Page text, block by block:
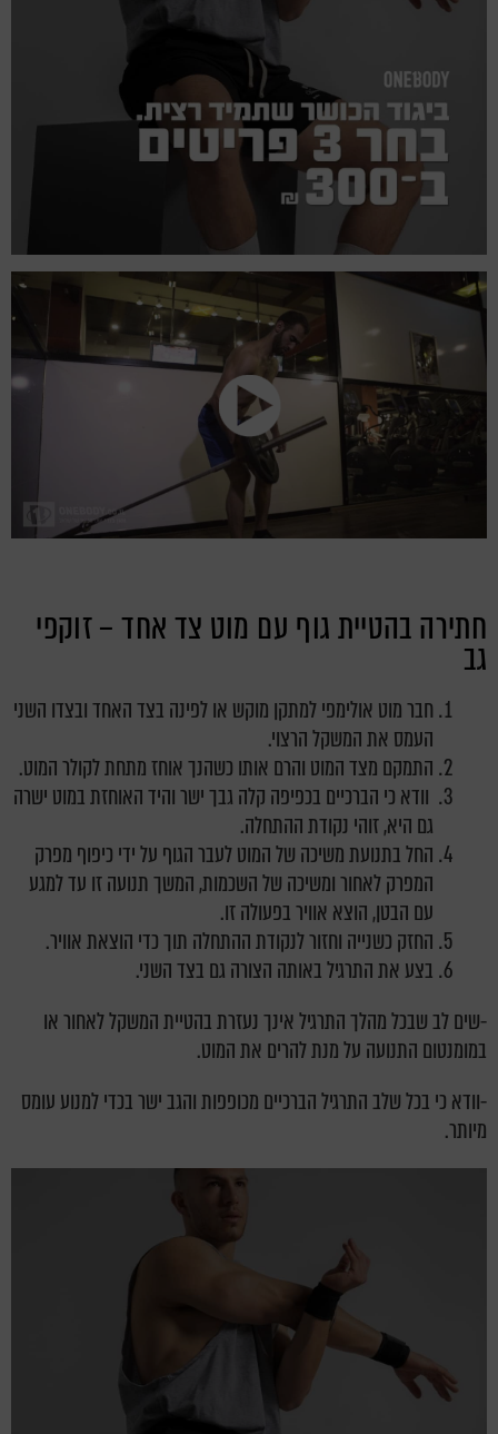
חתירה בהטיית גוף עם מוט צד אחד – זוקפי
גב
חבר מוט אולימפי למתקן מוקש או לפינה בצד האחד ובצדו השני
העמס את המשקל הרצוי.
התמקם מצד המוט והרם אותו כשהנך אוחז מתחת לקולר המוט.
וודא כי הברכיים בכפיפה קלה גבך ישר והיד האוחזת במוט ישרה
גם היא, זוהי נקודת ההתחלה.
החל בתנועת משיכה של המוט לעבר הגוף על ידי כיפוף מפרק
המפרק לאחור ומשיכה של השכמות, המשך תנועה זו עד למגע
עם הבטן, הוצא אוויר בפעולה זו.
החזק כשנייה וחזור לנקודת ההתחלה תוך כדי הוצאת אוויר.
בצע את התרגיל באותה הצורה גם בצד השני.
-שים לב שבכל מהלך התרגיל אינך נעזרת בהטיית המשקל לאחור או
במומנטום התנועה על מנת להרים את המוט.
-וודא כי בכל שלב התרגיל הברכיים מכופפות והגב ישר בכדי למנוע עומס
מיותר.